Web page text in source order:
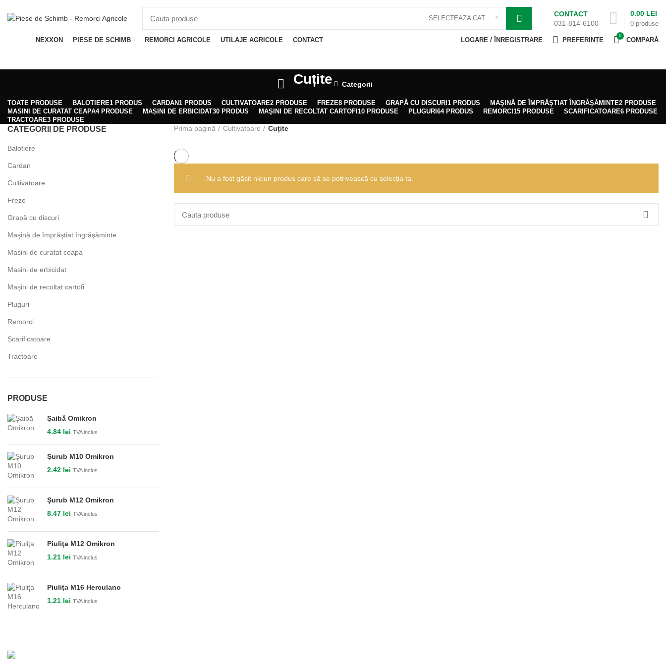
SELECTEAZA CATEGORIE
CONTACT
031-814-6100
0 produse
0.00 LEI
NEXXON PIESE DE SCHIMB REMORCI AGRICOLE UTILAJE AGRICOLE CONTACT LOGARE / ÎNREGISTRARE PREFERINȚE
0
COMPARĂ
Cuțite Categorii
TOATE PRODUSE BALOTIERE1 PRODUS CARDAN1 PRODUS CULTIVATOARE2 PRODUSE FREZE8 PRODUSE GRAPĂ CU DISCURI 1 PRODUS MAŞINĂ DE ÎMPRĂŞTIAT ÎNGRĂŞĂMINTE2 PRODUSE
MASINI DE CURATAT CEAPA4 PRODUSE MAȘINI DE ERBICIDAT30 PRODUS MAŞINI DE RECOLTAT CARTOFI 10 PRODUSE PLUGURI 64 PRODUS REMORCI 15 PRODUSE SCARIFICATOARE6 PRODUSE
TRACTOARE3 PRODUSE
CATEGORII DE PRODUSE
Balotiere
Cardan
Cultivatoare
Freze
Grapă cu discuri
Maşină de împrăştiat îngrăşăminte
Masini de curatat ceapa
Mașini de erbicidat
Maşini de recoltat cartofi
Pluguri
Remorci
Scarificatoare
Tractoare
PRODUSE
Şaibă Omikron
4.84 lei TVA inclus
Şurub M10 Omikron
2.42 lei TVA inclus
Şurub M12 Omikron
8.47 lei TVA inclus
Piuliţa M12 Omikron
1.21 lei TVA inclus
Piuliţa M16 Herculano
1.21 lei TVA inclus
Prima pagină Cultivatoare Cuțite
Nu a fost găsit niciun produs care să se potrivească cu selecția ta.